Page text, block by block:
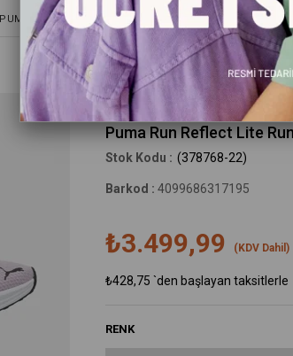
PUMA RUN REFLECT LITE RUNNING KADIN SPOR
Puma
Puma Run Reflect Lite
(378768-22)
Barkod : 4099686317195
₺3.499,99 (KDV Dahil)
₺428,75 `den başlayan taksitlerle
RENK